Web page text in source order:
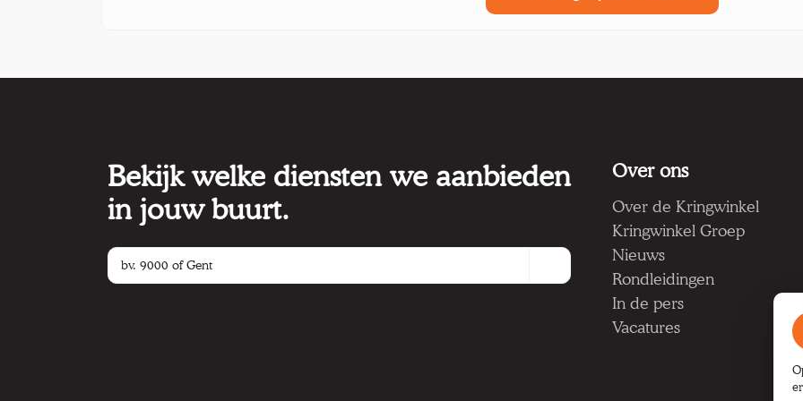
Bekijk welke diensten we aanbieden
in jouw buurt.
Over ons
Over de Kringwinkel
Kringwinkel Groep
Nieuws
Rondleidingen
In de pers
Vacatures